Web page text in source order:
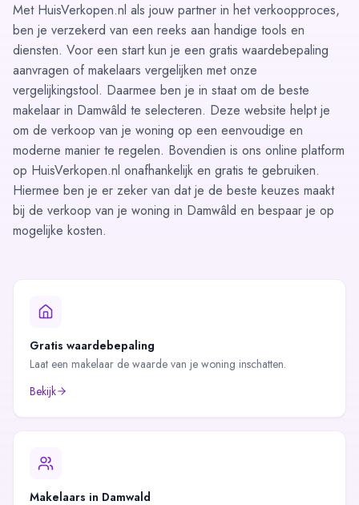
Met HuisVerkopen.nl als jouw partner in het verkoopproces,
ben je verzekerd van een reeks aan handige tools en
diensten. Voor een start kun je een gratis waardebepaling
aanvragen of makelaars vergelijken met onze
vergelijkingstool. Daarmee ben je in staat om de beste
makelaar in Damwâld te selecteren. Deze website helpt je
om de verkoop van je woning op een eenvoudige en
moderne manier te regelen. Bovendien is ons online platform
op HuisVerkopen.nl onafhankelijk en gratis te gebruiken.
Hiermee ben je er zeker van dat je de beste keuzes maakt
bij de verkoop van je woning in Damwâld en bespaar je op
mogelijke kosten.
Gratis waardebepaling
Laat een makelaar de waarde van je woning inschatten.
Bekijk
Makelaars in Damwald